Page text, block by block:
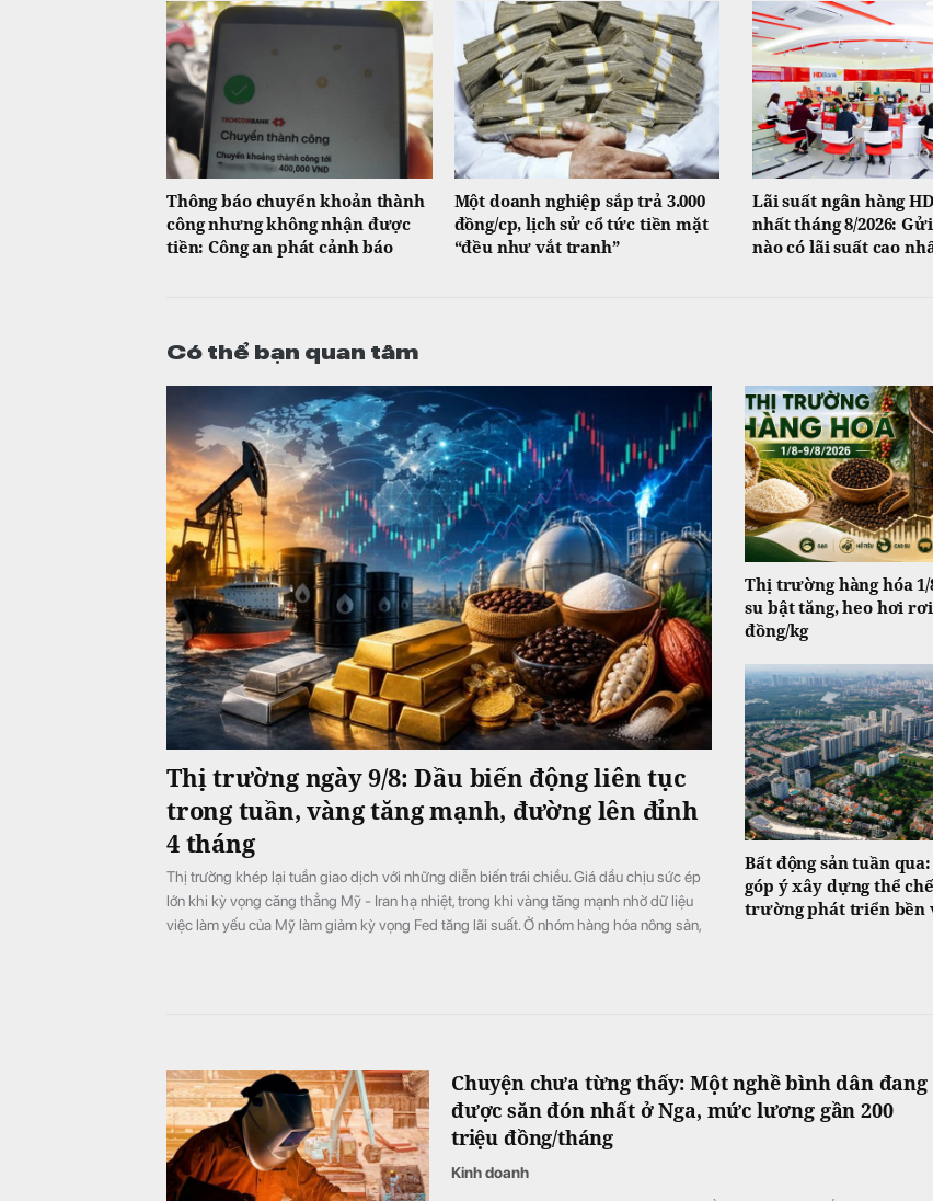
Thông báo chuyển khoản thành
công nhưng không nhận được
tiền: Công an phát cảnh báo
Một doanh nghiệp sắp trả 3.000
đồng/cp, lịch sử cổ tức tiền mặt
“đều như vắt tranh”
Lãi suất ngân hàng
nhất tháng 8/2026:
nào có lãi suất cao
Có thể bạn quan tâm
Thị trường ngày 9/8: Dầu biến động liên tục
trong tuần, vàng tăng mạnh, đường lên đỉnh
4 tháng
Thị trường khép lại tuần giao dịch với những diễn biến trái chiều. Giá dầu chịu sức ép
lớn khi kỳ vọng căng thẳng Mỹ - Iran hạ nhiệt, trong khi vàng tăng mạnh nhờ dữ liệu
việc làm yếu của Mỹ làm giảm kỳ vọng Fed tăng lãi suất. Ở nhóm hàng hóa nông sản,
Thị trường hàng hóa 1/
su bật tăng, heo hơi rơi
đồng/kg
Bất động sản tuần
góp ý xây dựng thể
trường phát triển bền
Chuyện chưa từng thấy: Một nghề bình dân đang
được săn đón nhất ở Nga, mức lương gần 200
triệu đồng/tháng
Kinh doanh